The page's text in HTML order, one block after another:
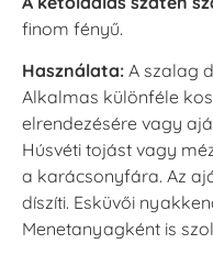
finom fényű.
Használata: A szalag
Alkalmas különféle
elrendezésére vagy
Húsvéti tojást vagy
a karácsonyfára. Az
díszíti. Esküvői
Menetanyagként is